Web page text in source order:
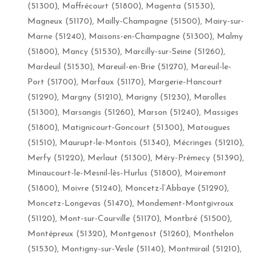
(51300), Maffrécourt (51800), Magenta (51530),
Magneux (51170), Mailly-Champagne (51500), Mairy-sur-
Marne (51240), Maisons-en-Champagne (51300), Malmy
(51800), Mancy (51530), Marcilly-sur-Seine (51260),
Mardeuil (51530), Mareuil-en-Brie (51270), Mareuil-le-
Port (51700), Marfaux (51170), Margerie-Hancourt
(51290), Margny (51210), Marigny (51230), Marolles
(51300), Marsangis (51260), Marson (51240), Massiges
(51800), Matignicourt-Goncourt (51300), Matougues
(51510), Maurupt-le-Montois (51340), Mécringes (51210),
Merfy (51220), Merlaut (51300), Méry-Prémecy (51390),
Minaucourt-le-Mesnil-lès-Hurlus (51800), Moiremont
(51800), Moivre (51240), Moncetz-l’Abbaye (51290),
Moncetz-Longevas (51470), Mondement-Montgivroux
(51120), Mont-sur-Courville (51170), Montbré (51500),
Montépreux (51320), Montgenost (51260), Monthelon
(51530), Montigny-sur-Vesle (51140), Montmirail (51210),